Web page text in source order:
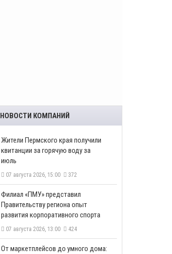
НОВОСТИ КОМПАНИЙ
​Жители Пермского края получили
квитанции за горячую воду за
июль
07 августа 2026, 15:00 372
​Филиал «ПМУ» представил
Правительству региона опыт
развития корпоративного спорта
07 августа 2026, 13:00 424
От маркетплейсов до умного дома: